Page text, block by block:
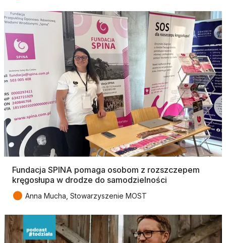
Fundacja SPINA pomaga osobom z rozszczepem
kręgosłupa w drodze do samodzielności
● Anna Mucha, Stowarzyszenie MOST